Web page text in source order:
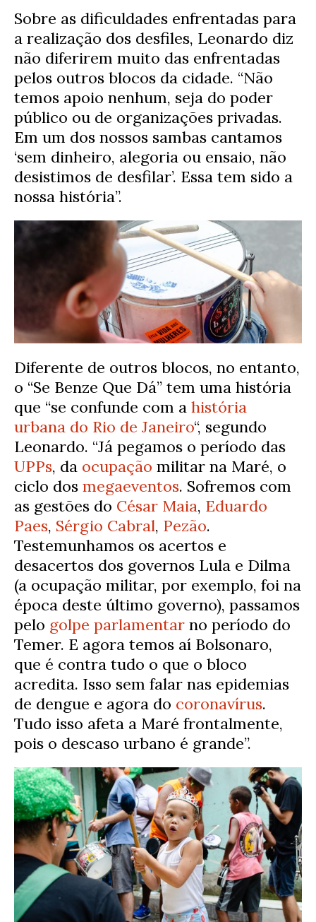
Sobre as dificuldades enfrentadas para
a realização dos desfiles, Leonardo diz
não diferirem muito das enfrentadas
pelos outros blocos da cidade. “Não
temos apoio nenhum, seja do poder
público ou de organizações privadas.
Em um dos nossos sambas cantamos
‘sem dinheiro, alegoria ou ensaio, não
desistimos de desfilar’. Essa tem sido a
nossa história”.
Diferente de outros blocos, no entanto,
o “Se Benze Que Dá” tem uma história
que “se confunde com a história
urbana do Rio de Janeiro“, segundo
Leonardo. “Já pegamos o período das
UPPs, da ocupação militar na Maré, o
ciclo dos megaeventos. Sofremos com
as gestões do César Maia, Eduardo
Paes, Sérgio Cabral, Pezão.
Testemunhamos os acertos e
desacertos dos governos Lula e Dilma
(a ocupação militar, por exemplo, foi na
época deste último governo), passamos
pelo golpe parlamentar no período do
Temer. E agora temos aí Bolsonaro,
que é contra tudo o que o bloco
acredita. Isso sem falar nas epidemias
de dengue e agora do coronavírus.
Tudo isso afeta a Maré frontalmente,
pois o descaso urbano é grande”.